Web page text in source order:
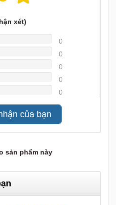
xét)
0
0
0
0
0
của bạn
sản phẩm này